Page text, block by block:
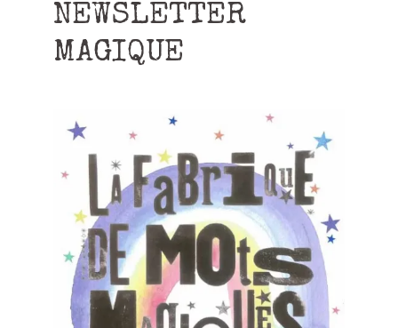
NEWSLETTER
MAGIQUE